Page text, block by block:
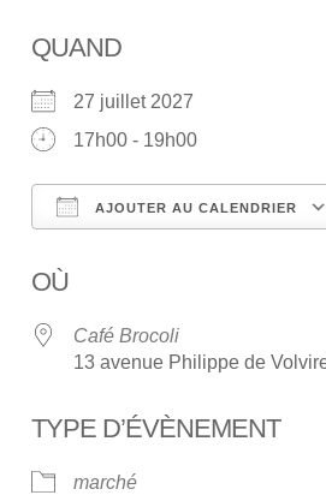
QUAND
27 juillet 2027
17h00 - 19h00
AJOUTER AU CALENDRIER
OÙ
Café Brocoli
13 avenue Philippe de
TYPE D’ÉVÈNEMENT
marché